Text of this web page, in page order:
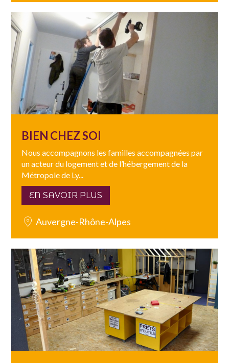
BIEN CHEZ SOI
Nous accompagnons les familles accompagnées par
un acteur du logement et de l’hébergement de la
Métropole de Ly...
EN SAVOIR PLUS
Auvergne-Rhône-Alpes